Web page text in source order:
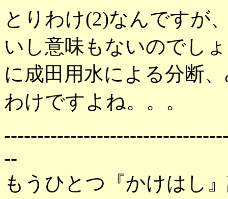
とりわけ(2)なんですが
いし意味もないのでし
に成田用水による分断
わけですよね。。。
--
もうひとつ『かけはし